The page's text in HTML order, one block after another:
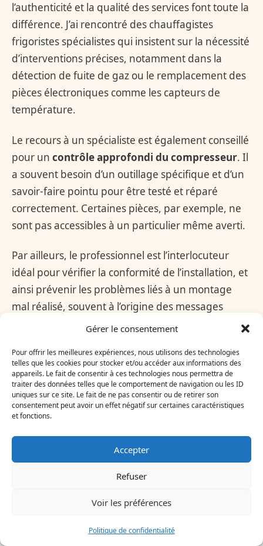
Gérer le consentement
Pour offrir les meilleures expériences, nous utilisons des technologies
telles que les cookies pour stocker et/ou accéder aux informations des
appareils. Le fait de consentir à ces technologies nous permettra de
traiter des données telles que le comportement de navigation ou les ID
uniques sur ce site. Le fait de ne pas consentir ou de retirer son
consentement peut avoir un effet négatif sur certaines caractéristiques
et fonctions.
Accepter
Refuser
Voir les préférences
Politique de confidentialité
l’authenticité et la qualité des services font toute la
différence. J’ai rencontré des chauffagistes
frigoristes spécialistes qui insistent sur la nécessité
d’interventions précises, notamment dans la
détection de fuite de gaz ou le remplacement des
pièces électroniques comme les capteurs de
température.
Le recours à un spécialiste est également conseillé
pour un contrôle approfondi du compresseur. Il
a souvent besoin d’un outillage spécifique et d’un
savoir-faire pointu pour être testé et réparé
correctement. Certaines pièces, par exemple, ne
sont pas accessibles à un particulier même averti.
Par ailleurs, le professionnel est l’interlocuteur
idéal pour vérifier la conformité de l’installation, et
ainsi prévenir les problèmes liés à un montage
mal réalisé, souvent à l’origine des messages
d’erreur comme « Err » et « EE » sur les
comprend aussi la vérification des protections
électriques, indispensables pour un
fonctionnement sûr.
Enfin, un devis clair et gratuit, comme proposé
dans certaines régions, notamment autour de
Bordeaux, facilite la prise de décision. Le
technicien évalue aussi les équipements existants
comme l’amélioration de l’isolation ou l’ajout de
systèmes de purification d’air en lien avec vos